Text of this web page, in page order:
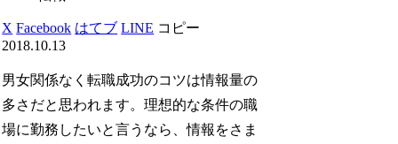
X Facebook はてブ LINE コピー
2018.10.13
男女関係なく転職成功のコツは情報量の
多さだと思われます。理想的な条件の職
場に勤務したいと言うなら、情報をさま